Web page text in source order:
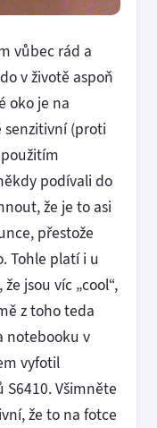
vůbec rád a
v životě aspoň
oko je na
(proti
podívali do
že je to asi
přestože
Tohle platí i u
jsou víc „cool“,
z toho teda
notebooku v
vyfotil
Všimněte
že to na fotce